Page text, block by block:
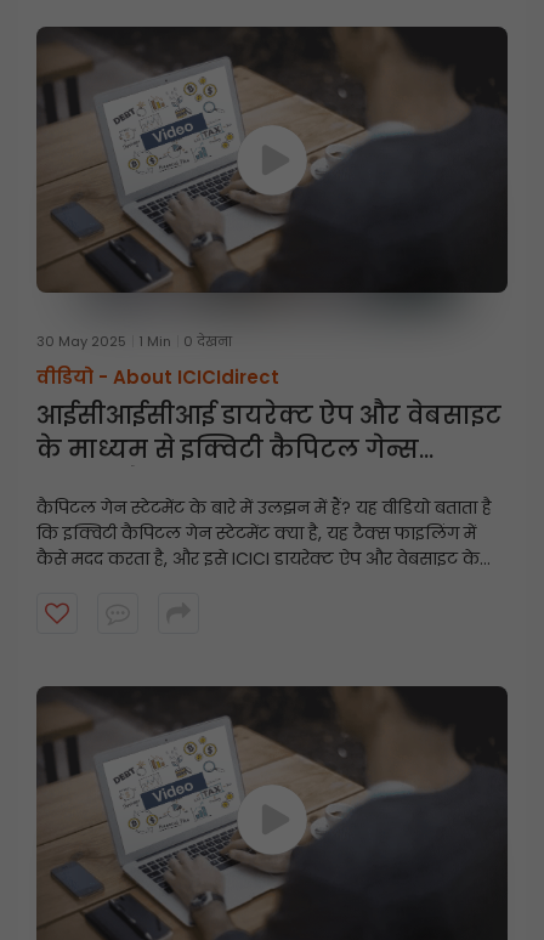
30 May 2025 1 Min 0 देखना
वीडियो - About ICICIdirect
आईसीआईसीआई डायरेक्ट ऐप और वेबसाइट
के माध्यम से इक्विटी कैपिटल गेन्स
कैपिटल गेन स्टेटमेंट के बारे में उलझन में हैं? यह वीडियो बताता है
कि इक्विटी कैपिटल गेन स्टेटमेंट क्या है, यह टैक्स फाइलिंग में
कैसे मदद करता है, और इसे ICICI डायरेक्ट ऐप और वेबसाइट के
गाइड के साथ टैक्स के लिए तैयार रहें और अपने निवेश पर नज़र